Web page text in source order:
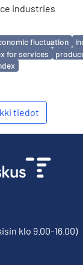
industries
fluctuation
for services
tiedot
klo 9.00-16.00)